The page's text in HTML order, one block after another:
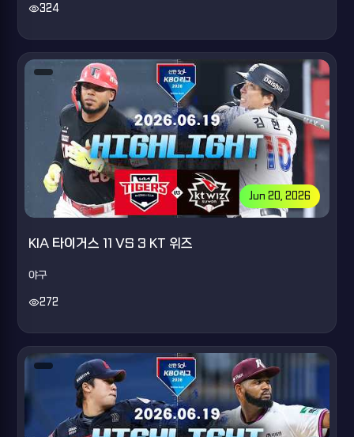
visibility324
Jun 20, 2026
KIA 타이거스 11 VS 3 KT 위즈
야구
visibility272